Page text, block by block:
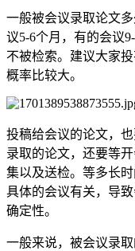
一般被会议录取论文
议5-6个月，有的会议
不被检索。建议大家
概率比较大。
投稿给会议的论文，
录取的论文，还要等
集以及送检。等多长
具体的会议有关，导
确定性。
一般来说，被会议录